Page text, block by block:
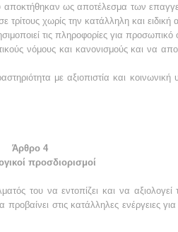
αποκτήθηκαν ως αποτέλεσμα των
χωρίς την κατάλληλη και ειδική
τις πληροφορίες για προσωπικό
νόμους και κανονισμούς και να
με αξιοπιστία και
Άρθρο 4
προσδιορισμοί
του να εντοπίζει και να αξιολογεί
στις κατάλληλες ενέργειες